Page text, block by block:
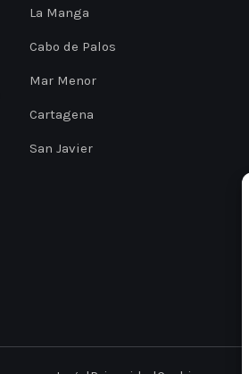
La Manga
Cabo de Palos
Mar Menor
Cartagena
San Javier